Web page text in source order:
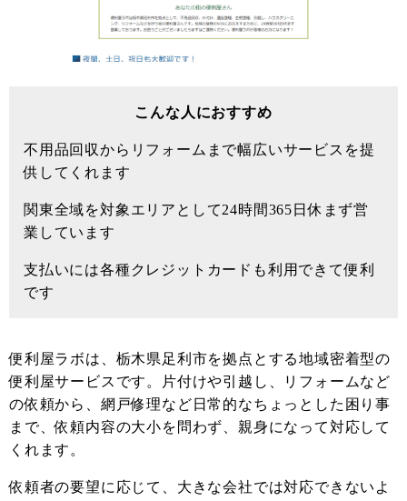
こんな人におすすめ
不用品回収からリフォームまで幅広いサービスを提
供してくれます
関東全域を対象エリアとして24時間365日休まず営
業しています
支払いには各種クレジットカードも利用できて便利
です
便利屋ラボは、栃木県足利市を拠点とする地域密着型の
便利屋サービスです。片付けや引越し、リフォームなど
の依頼から、網戸修理など日常的なちょっとした困り事
まで、依頼内容の大小を問わず、親身になって対応して
くれます。
依頼者の要望に応じて、大きな会社では対応できないよ